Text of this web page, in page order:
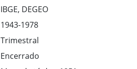
IBGE, DEGEO
1943-1978
Trimestral
Encerrado